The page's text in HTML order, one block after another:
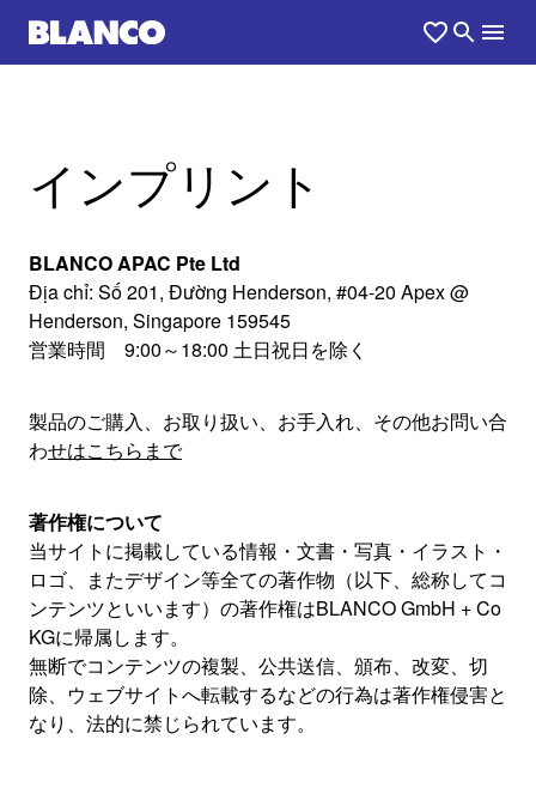
インプリント
BLANCO APAC Pte Ltd
Địa chỉ: Số 201, Đường Henderson, #04-20 Apex @
Henderson, Singapore 159545
営業時間 9:00～18:00 土日祝日を除く
製品のご購入、お取り扱い、お手入れ、その他お問い合
わせはこちらまで
著作権について
当サイトに掲載している情報・文書・写真・イラスト・
ロゴ、またデザイン等全ての著作物（以下、総称してコ
ンテンツといいます）の著作権はBLANCO GmbH + Co
KGに帰属します。
無断でコンテンツの複製、公共送信、頒布、改変、切
除、ウェブサイトへ転載するなどの行為は著作権侵害と
なり、法的に禁じられています。